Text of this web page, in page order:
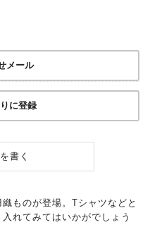
メール
に登録
書く
ものが登場。Tシャツなどと
れてみてはいかがでしょう